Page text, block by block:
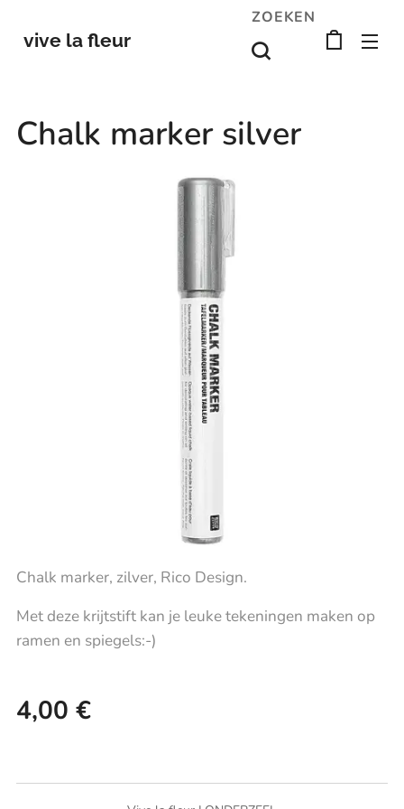
vive la fleur
ZOEKEN
Chalk marker silver
Chalk marker, zilver, Rico Design.
Met deze krijtstift kan je leuke tekeningen maken op
ramen en spiegels:-)
4,00 €